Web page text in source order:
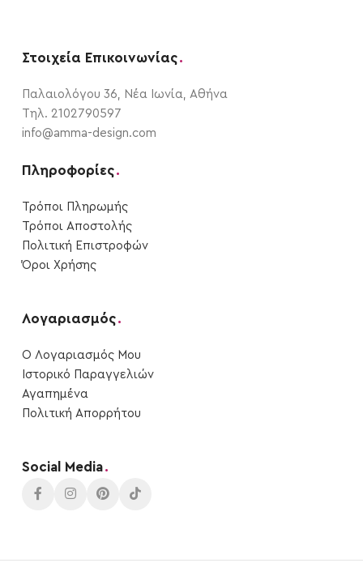
Στοιχεία Επικοινωνίας.
Παλαιολόγου 36, Νέα Ιωνία, Αθήνα
Τηλ. 2102790597
info@amma-design.com
Πληροφορίες.
Τρόποι Πληρωμής
Τρόποι Αποστολής
Πολιτική Επιστροφών
Όροι Χρήσης
Λογαριασμός.
Ο Λογαριασμός Μου
Ιστορικό Παραγγελιών
Αγαπημένα
Πολιτική Απορρήτου
Social Media.